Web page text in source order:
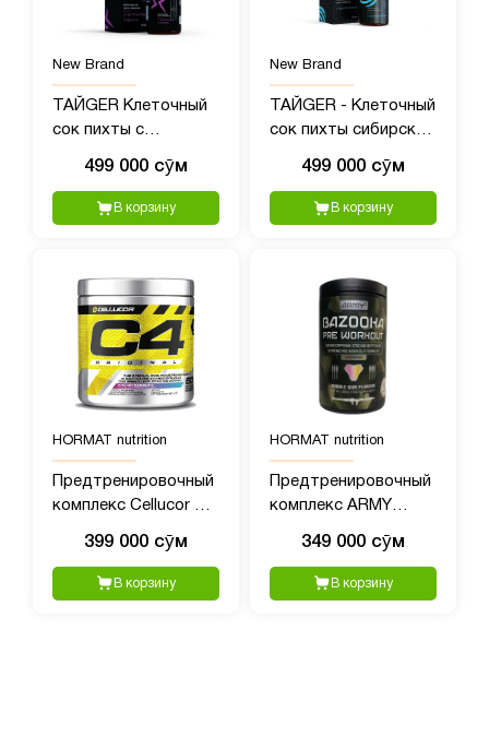
New Brand
ТАЙGER Клеточный
сок пихты с
499 000 сӯм
В корзину
New Brand
ТАЙGER - Клеточный
сок пихты сибирской
499 000 сӯм
В корзину
HORMAT nutrition
Предтренировочный
комплекс Cellucor C4
399 000 сӯм
В корзину
HORMAT nutrition
Предтренировочный
комплекс ARMY
Workout 1, 40 порций,
380 гр пищвая
добавка
349 000 сӯм
В корзину